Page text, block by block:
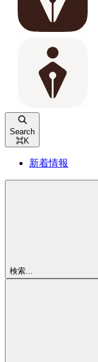
Search
⌘K
新着情報
検索...